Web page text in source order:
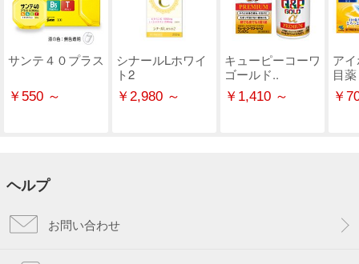
サンテ４０プラス
￥550 ～
シナールLホワイ
ト2
￥2,980 ～
キューピーコーワ
ゴールド..
￥1,410 ～
ア
目
￥
ヘルプ
お問い合わせ